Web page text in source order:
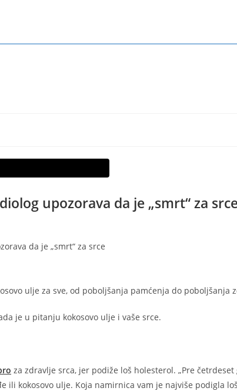
upozorava da je „smrt“ za
ulje za sve, od poboljšanja pamćenja do poboljšanja
je u pitanju kokosovo ulje i vaše srce.
za zdravlje srca, jer podiže loš holesterol. „Pre četrdeset
ili kokosovo ulje. Koja namirnica vam je najviše podigla